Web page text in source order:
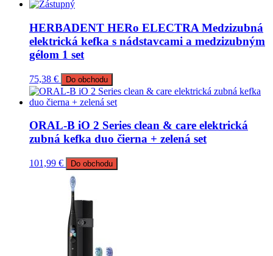
HERBADENT HERo ELECTRA Medzizubná
elektrická kefka s nádstavcami a medzizubným
gélom 1 set
75,38 € Do obchodu
ORAL-B iO 2 Series clean & care elektrická
zubná kefka duo čierna + zelená set
101,99 € Do obchodu